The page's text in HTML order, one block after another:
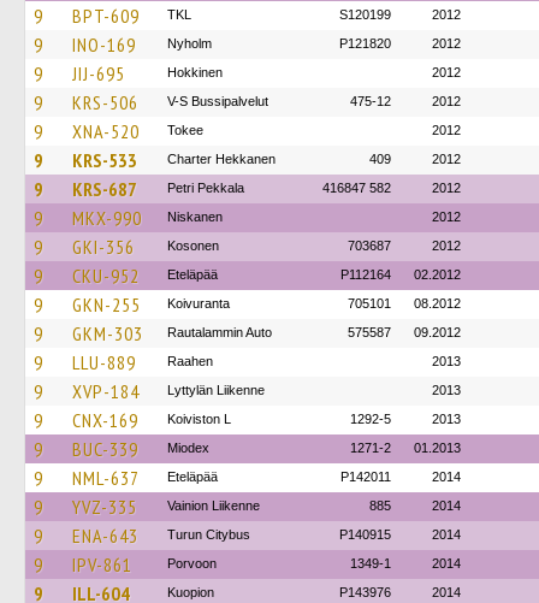
9 BPT-609 TKL S120199 2012
9 INO-169 Nyholm P121820 2012
9 JIJ-695 Hokkinen 2012
9 KRS-506 V-S Bussipalvelut 475-12 2012
9 XNA-520 Tokee 2012
9 KRS-533 Charter Hekkanen 409 2012
9 KRS-687 Petri Pekkala 416847 582 2012
9 MKX-990 Niskanen 2012
9 GKI-356 Kosonen 703687 2012
9 CKU-952 Eteläpää P112164 02.2012
9 GKN-255 Koivuranta 705101 08.2012
9 GKM-303 Rautalammin Auto 575587 09.2012
9 LLU-889 Raahen 2013
9 XVP-184 Lyttylän Liikenne 2013
9 CNX-169 Koiviston L 1292-5 2013
9 BUC-339 Miodex 1271-2 01.2013
9 NML-637 Eteläpää P142011 2014
9 YVZ-335 Vainion Liikenne 885 2014
9 ENA-643 Turun Citybus P140915 2014
9 IPV-861 Porvoon 1349-1 2014
9 ILL-604 Kuopion P143976 2014